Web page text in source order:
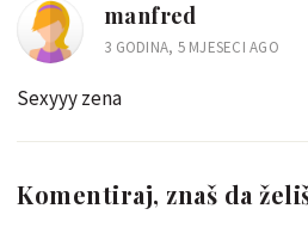
manfred
3 GODINA, 5 MJESECI AGO
Sexyyy zena
Komentiraj, znaš da